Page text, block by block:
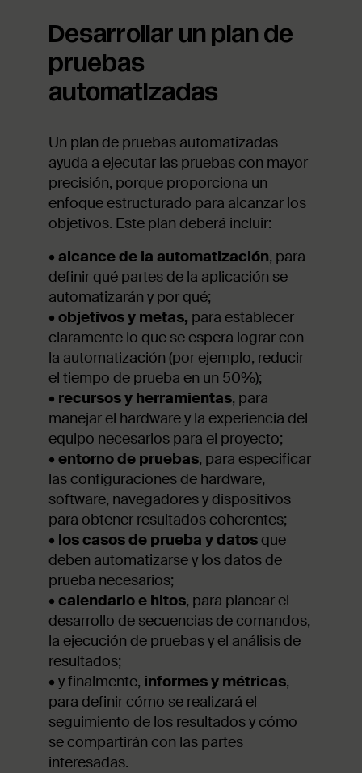
Desarrollar un plan de
pruebas
automatizadas
Un plan de pruebas automatizadas
ayuda a ejecutar las pruebas con mayor
precisión, porque proporciona un
enfoque estructurado para alcanzar los
objetivos. Este plan deberá incluir:
• alcance de la automatización, para
definir qué partes de la aplicación se
automatizarán y por qué;
• objetivos y metas, para establecer
claramente lo que se espera lograr con
la automatización (por ejemplo, reducir
el tiempo de prueba en un 50%);
• recursos y herramientas, para
manejar el hardware y la experiencia del
equipo necesarios para el proyecto;
• entorno de pruebas, para especificar
las configuraciones de hardware,
software, navegadores y dispositivos
para obtener resultados coherentes;
• los casos de prueba y datosque
deben automatizarse y los datos de
prueba necesarios;
• calendario e hitos, para planear el
desarrollo de secuencias de comandos,
la ejecución de pruebas y el análisis de
resultados;
• y finalmente, informes y métricas,
para definir cómo se realizará el
seguimiento de los resultados y cómo
se compartirán con las partes
interesadas.